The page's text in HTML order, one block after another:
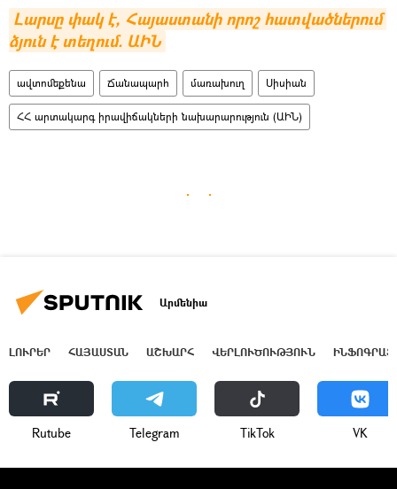
Լարսը փակ է, Հայաստանի որոշ հատվածներում
ձյուն է տեղում. ԱԻՆ
ավտոմեքենա Ճանապարհ մառախուղ Սիսիան
ՀՀ արտակարգ իրավիճակների նախարարություն (ԱԻՆ)
Արմենիա
ԼՈՒՐԵՐ ՀԱՅԱՍՏԱՆ ԱՇԽԱՐՀ ՎԵՐԼՈՒԾՈՒԹՅՈՒՆ
Rutube Telegram ТikТоk VK